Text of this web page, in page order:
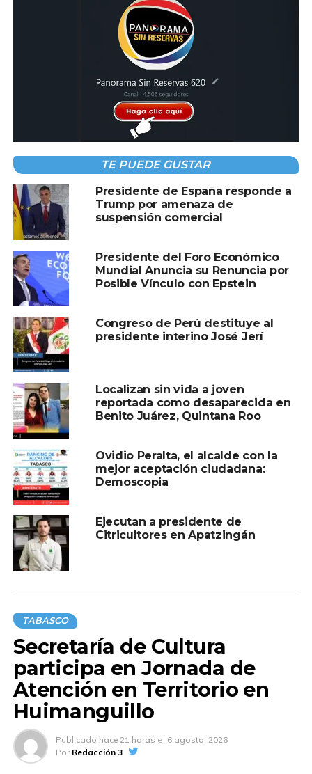
“El triunfo de la reacción es moralmente imposible”.
El acto cívico estuvo encabezado por el alcalde Ovidio
Peralta Suárez, con la participación de Rodolfo del
Campo Pérez, de la Logia Simbólica Morelos No. 6; Dr.
Jorge Filigrana Rosique, de la Logia Simbólica No. 24; y del
Lic. Gustavo Olán Alejandro, de la Logía Simbólica
Sebastián Lerdo de Tejada, con la asistencia de la tercera
regidora Lorena Ysquierdo Alamilla, de directoras y
directores de las dependencias municipales, así como de
integrantes de las diversas logias participantes.
Compartir en:
PRESIDENTE
A CONTINUACIÓN
Javier May impulsa el campo tabasqueño con
5 mil nuevos beneficiarios de Sembrando
Vida en Tacotalpa
NO TE PIERDAS
Detiene FIRT Olmeca a masculino con droga
TE PUEDE GUSTAR
Presidente de España responde a
Trump por amenaza de
suspensión comercial
Presidente del Foro Económico
Mundial Anuncia su Renuncia por
Posible Vínculo con Epstein
Congreso de Perú destituye al
presidente interino José Jerí
Localizan sin vida a joven
reportada como desaparecida en
Benito Juárez, Quintana Roo
Ovidio Peralta, el alcalde con la
mejor aceptación ciudadana:
Demoscopia
Ejecutan a presidente de
Citricultores en Apatzingán
TABASCO
Secretaría de Cultura
participa en Jornada de
Atención en Territorio en
Huimanguillo
Publicado hace 21 horas el 6 agosto, 2026
Por Redacción 3